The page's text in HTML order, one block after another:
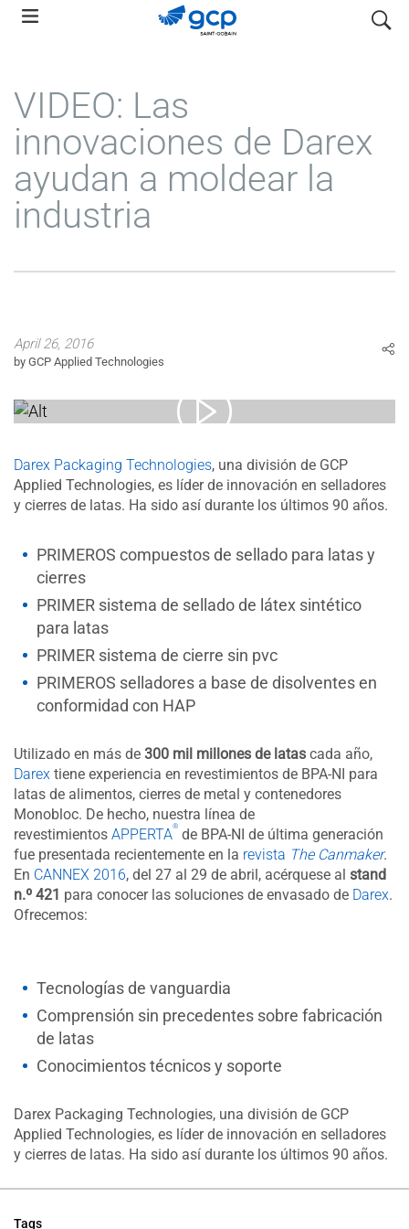
Skip
search
VIDEO: Las
innovaciones de Darex
ayudan a moldear la
industria
April 26, 2016
by GCP Applied Technologies
Darex Packaging Technologies, una división de GCP
Applied Technologies, es líder de innovación en selladores
y cierres de latas. Ha sido así durante los últimos 90 años.
PRIMEROS compuestos de sellado para latas y
cierres​
PRIMER sistema de sellado de látex sintético
para latas
PRIMER sistema de cierre sin pvc
PRIMEROS selladores a base de disolventes en
conformidad con HAP
Utilizado en más de 300 mil millones de latas cada año,
Darex tiene experiencia en revestimientos de BPA-NI para
latas de alimentos, cierres de metal y contenedores
Monobloc. De hecho, nuestra línea de
revestimientos APPERTA
®
de BPA-NI de última generación
fue presentada recientemente en la revista The Canmaker.
En CANNEX 2016, del 27 al 29 de abril, acérquese al stand
n.º 421 para conocer las soluciones de envasado de Darex.
Ofrecemos:
Tecnologías de vanguardia
Comprensión sin precedentes sobre fabricación
de latas
Conocimientos técnicos y soporte
Darex Packaging Technologies, una división de GCP
Applied Technologies, es líder de innovación en selladores
y cierres de latas. Ha sido así durante los últimos 90 años.
Tags